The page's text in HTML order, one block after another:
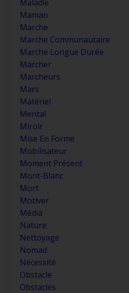
Maladie
Maman
Marche
Marche Communautaire
Marche Longue Durée
Marcher
Marcheurs
Mars
Matériel
Mental
Miroir
Mise En Forme
Mobilisateur
Moment Présent
Mont-Blanc
Mort
Motiver
Média
Nature
Nettoyage
Nomad
Nécessité
Obstacle
Obstacles